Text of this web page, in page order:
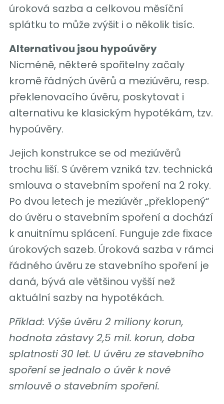
úroková sazba a celkovou měsíční
splátku to může zvýšit i o několik tisíc.
Alternativou jsou hypoúvěry
Nicméně, některé spořitelny začaly
kromě řádných úvěrů a meziúvěru, resp.
překlenovacího úvěru, poskytovat i
alternativu ke klasickým hypotékám, tzv.
hypoúvěry.
Jejich konstrukce se od meziúvěrů
trochu liší. S úvěrem vzniká tzv. technická
smlouva o stavebním spoření na 2 roky.
Po dvou letech je meziúvěr „překlopený“
do úvěru o stavebním spoření a dochází
k anuitnímu splácení. Funguje zde fixace
úrokových sazeb. Úroková sazba v rámci
řádného úvěru ze stavebního spoření je
daná, bývá ale většinou vyšší než
aktuální sazby na hypotékách.
Příklad: Výše úvěru 2 miliony korun,
hodnota zástavy 2,5 mil. korun, doba
splatnosti 30 let. U úvěru ze stavebního
spoření se jednalo o úvěr k nové
smlouvě o stavebním spoření.